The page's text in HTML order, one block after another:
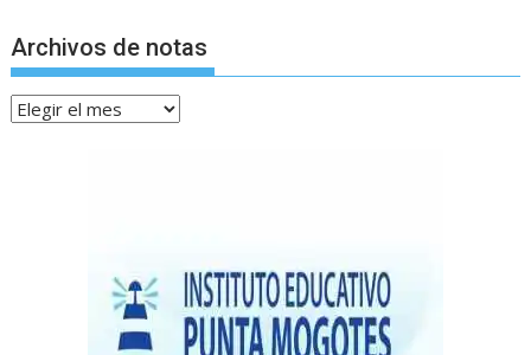
Archivos de notas
Archivos